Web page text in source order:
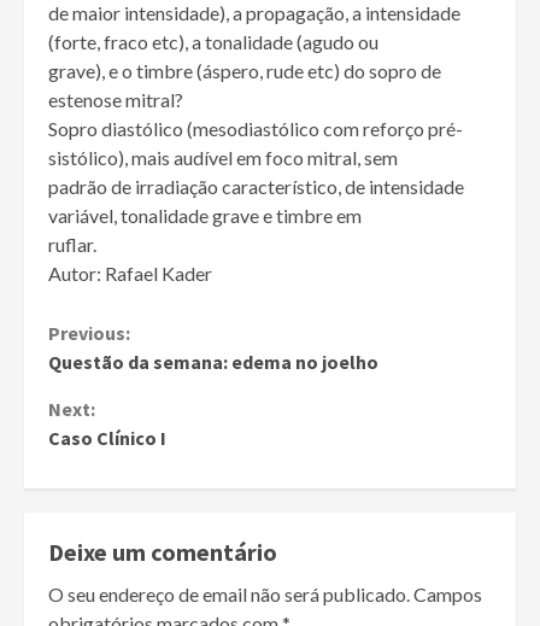
de maior intensidade), a propagação, a intensidade
(forte, fraco etc), a tonalidade (agudo ou
grave), e o timbre (áspero, rude etc) do sopro de
estenose mitral?
Sopro diastólico (mesodiastólico com reforço pré-
sistólico), mais audível em foco mitral, sem
padrão de irradiação característico, de intensidade
variável, tonalidade grave e timbre em
ruflar.
Autor: Rafael Kader
Continue
Reading
Previous:
Questão da semana: edema no joelho
Next:
Caso Clínico I
Deixe um comentário
O seu endereço de email não será publicado.Campos